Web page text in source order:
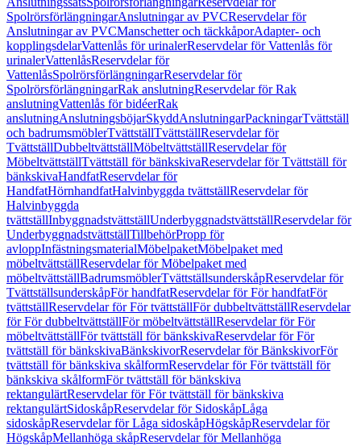
SpolrörsförlängningarAnslutningar av PVCReservdelar för
Anslutningar av PVCManschetter och täckkåporAdapter- och
kopplingsdelarVattenlås för urinalerReservdelar för Vattenlås för
urinalerVattenlåsReservdelar för
VattenlåsSpolrörsförlängningarReservdelar för
SpolrörsförlängningarRak anslutningReservdelar för Rak
anslutningVattenlås för bidéerRak
anslutningAnslutningsböjarSkyddAnslutningarPackningarTvättställ
och badrumsmöblerTvättställTvättställReservdelar för
TvättställDubbeltvättställMöbeltvättställReservdelar för
MöbeltvättställTvättställ för bänkskivaReservdelar för Tvättställ för
bänkskivaHandfatReservdelar för
HandfatHörnhandfatHalvinbyggda tvättställReservdelar för
Halvinbyggda
tvättställInbyggnadstvättställUnderbyggnadstvättställReservdelar för
UnderbyggnadstvättställTillbehörPropp för
avloppInfästningsmaterialMöbelpaketMöbelpaket med
möbeltvättställReservdelar för Möbelpaket med
möbeltvättställBadrumsmöblerTvättställsunderskåpReservdelar för
TvättställsunderskåpFör handfatReservdelar för För handfatFör
tvättställReservdelar för För tvättställFör dubbeltvättställReservdelar
för För dubbeltvättställFör möbeltvättställReservdelar för För
möbeltvättställFör tvättställ för bänkskivaReservdelar för För
tvättställ för bänkskivaBänkskivorReservdelar för BänkskivorFör
tvättställ för bänkskiva skålformReservdelar för För tvättställ för
bänkskiva skålformFör tvättställ för bänkskiva
rektangulärtReservdelar för För tvättställ för bänkskiva
rektangulärtSidoskåpReservdelar för SidoskåpLåga
sidoskåpReservdelar för Låga sidoskåpHögskåpReservdelar för
HögskåpMellanhöga skåpReservdelar för Mellanhöga